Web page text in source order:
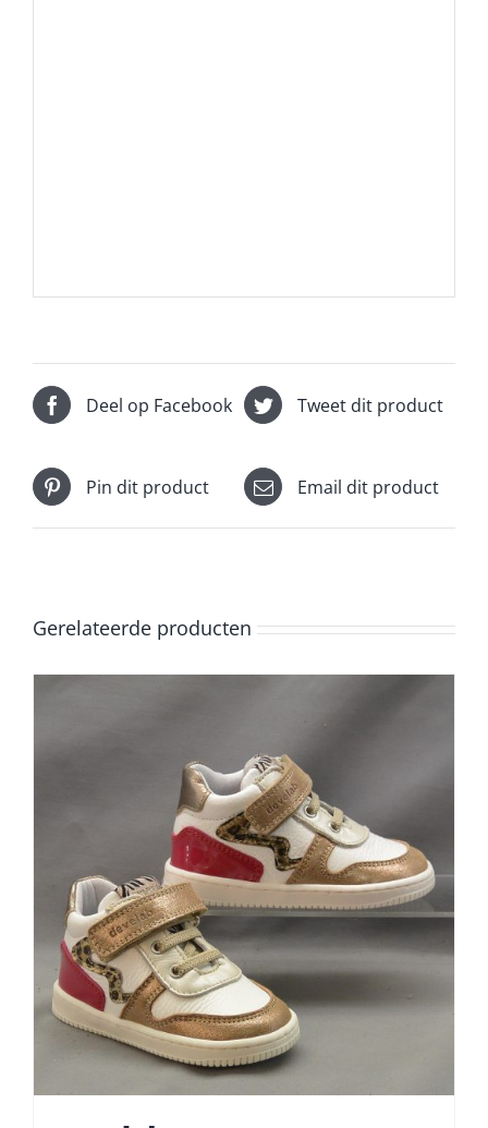
Deel op Facebook Tweet dit product
Pin dit product Email dit product
Gerelateerde producten